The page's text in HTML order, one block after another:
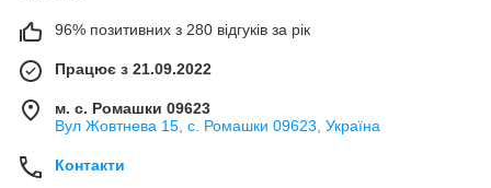
96% позитивних з 280 відгуків за рік
Працює з 21.09.2022
м. с. Ромашки 09623
Вул Жовтнева 15, с. Ромашки 09623, Україна
Контакти